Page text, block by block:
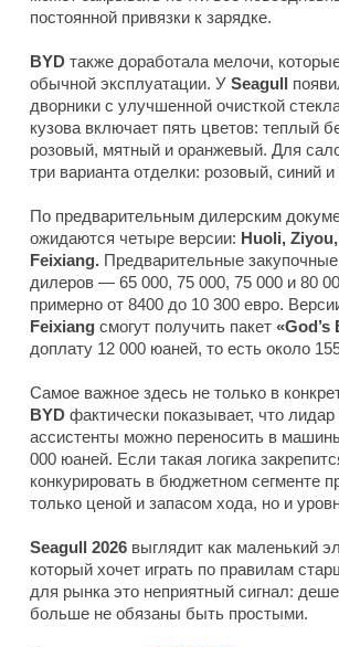
постоянной привязки к зарядке.
BYD также доработала мелочи,
обычной эксплуатации. У Seagull
дворники с улучшенной очисткой
кузова включает пять цветов: теплый
розовый, мятный и оранжевый. Для
три варианта отделки: розовый, синий
По предварительным дилерским
ожидаются четыре версии: Huoli,
Feixiang. Предварительные
дилеров — 65 000, 75 000, 75 000 и 80
примерно от 8400 до 10 300 евро.
Feixiang смогут получить пакет «God’s
доплату 12 000 юаней, то есть около
Самое важное здесь не только в
BYD фактически показывает, что
ассистенты можно переносить в
000 юаней. Если такая логика
конкурировать в бюджетном сегменте
только ценой и запасом хода, но и
Seagull 2026 выглядит как маленький
который хочет играть по правилам
для рынка это неприятный сигнал:
больше не обязаны быть простыми.